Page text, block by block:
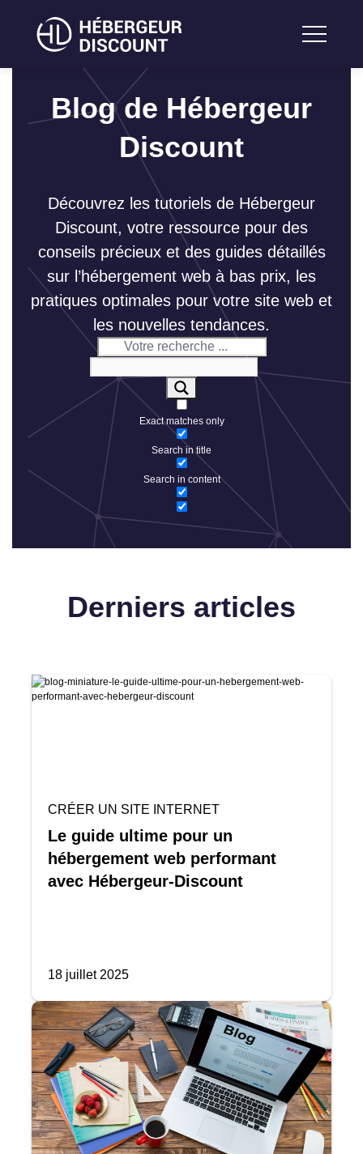
Blog de Hébergeur
Discount
Découvrez les tutoriels de Hébergeur
Discount, votre ressource pour des
conseils précieux et des guides détaillés
sur l’hébergement web à bas prix, les
pratiques optimales pour votre site web et
les nouvelles tendances.
Exact matches only
Search in title
Search in content
Derniers articles
CRÉER UN SITE INTERNET
Le guide ultime pour un
hébergement web performant
avec Hébergeur-Discount
18 juillet 2025